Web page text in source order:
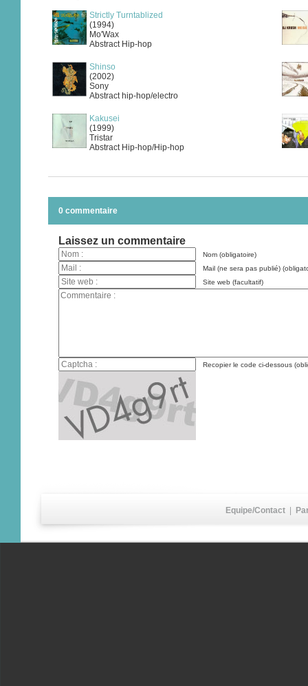
Strictly Turntablized
(1994)
Mo'Wax
Abstract Hip-hop
Shinso
(2002)
Sony
Abstract hip-hop/electro
Kakusei
(1999)
Tristar
Abstract Hip-hop/Hip-hop
0 commentaire
Laissez un commentaire
Nom (obligatoire)
Mail (ne sera pas publié)
Site web (facultatif)
Recopier le code ci-dessous
Equipe/Contact